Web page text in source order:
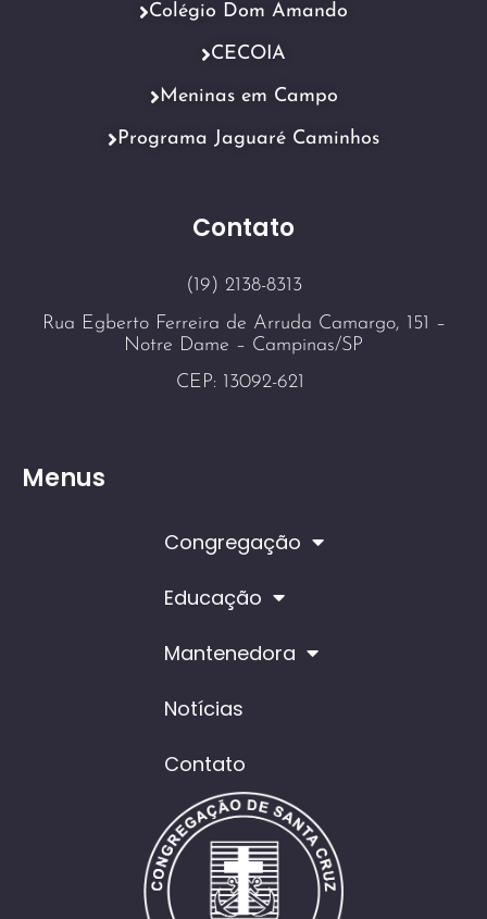
Contato
(19) 2138-8313
Rua Egberto Ferreira de Arruda Camargo, 151 –
Notre Dame – Campinas/SP
CEP: 13092-621
Menus
Congregação
Educação
Mantenedora
Notícias
Contato
Colégio Dom Amando
CECOIA
Meninas em Campo
Programa Jaguaré Caminhos